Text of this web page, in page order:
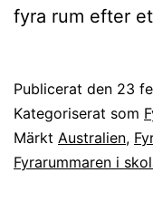
fyra rum efter
Publicerat den 23
Kategoriserat som
Märkt Australien,
Fyrarummaren i